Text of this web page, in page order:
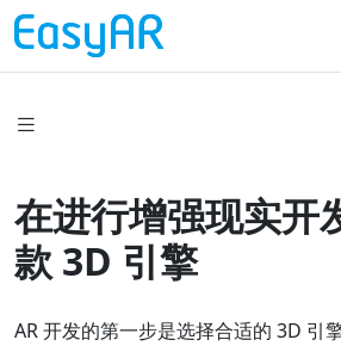
在进行增强现实开
款 3D 引擎
AR 开发的第一步是选择合适的 3D 引